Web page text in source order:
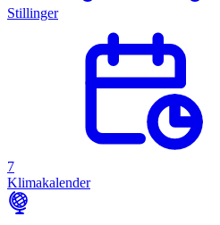
Stillinger
7
Klimakalender